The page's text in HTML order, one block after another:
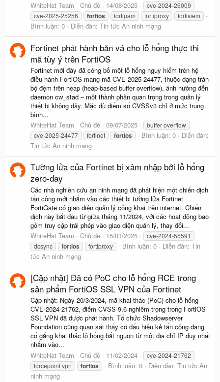
WhiteHat Team
Chủ đề 14/08/2025
cve-2024-26009
cve-2025-25256
fortios fortipam fortiproxy fortisiem
Bình luận: 0 Diễn đàn: Tin tức An ninh mạng
Fortinet phát hành bản vá cho lỗ hổng thực thi
mã tùy ý trên FortiOS
Fortinet mới đây đã công bố một lỗ hổng nguy hiểm trên hệ
điều hành FortiOS mang mã CVE-2025-24477, thuộc dạng tràn
bộ đệm trên heap (heap-based buffer overflow), ảnh hưởng đến
daemon cw_stad – một thành phần quan trọng trong quản lý
thiết bị không dây. Mặc dù điểm số CVSSv3 chỉ ở mức trung
bình...
WhiteHat Team
Chủ đề 09/07/2025
buffer overflow
cve-2025-24477
fortinet fortios Bình luận: 0
Diễn đàn:
Tin tức An ninh mạng
Tường lửa của Fortinet bị xâm nhập bởi lỗ hổng
zero-day
Các nhà nghiên cứu an ninh mạng đã phát hiện một chiến dịch
tấn công mới nhắm vào các thiết bị tường lửa Fortinet
FortiGate có giao diện quản lý công khai trên internet. Chiến
dịch này bắt đầu từ giữa tháng 11/2024, với các hoạt động bao
gồm truy cập trái phép vào giao diện quản lý, thay đổi...
WhiteHat Team
Chủ đề 15/01/2025
cve-2024-55591
dcsync
fortios fortiproxy Bình luận: 0 Diễn đàn: Tin
tức An ninh mạng
[Cập nhật] Đã có PoC cho lỗ hổng RCE trong
sản phẩm FortiOS SSL VPN của Fortinet
Cập nhật: Ngày 20/3/2024, mã khai thác (PoC) cho lỗ hổng
CVE-2024-21762, điểm CVSS 9,6 nghiêm trọng trong FortiOS
SSL VPN đã được phát hành. Tổ chức Shadowserver
Foundation cũng quan sát thấy có dấu hiệu kẻ tấn công đang
cố gắng khai thác lỗ hổng bắt nguồn từ một địa chỉ IP duy nhất
nhắm vào...
WhiteHat Team
Chủ đề 11/02/2024
cve-2024-21762
forcepoint vpn
fortios Bình luận: 0 Diễn đàn: Tin tức An
ninh mạng